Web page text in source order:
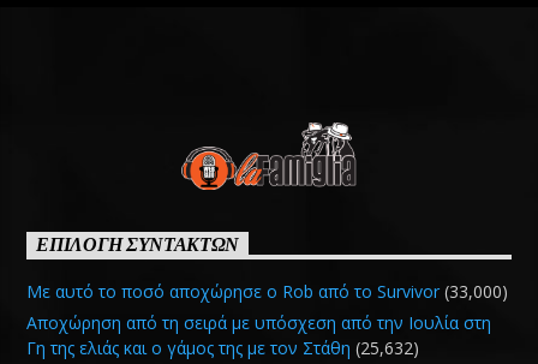
ΕΠΙΛΟΓΗ ΣΥΝΤΑΚΤΩΝ
Με αυτό το ποσό αποχώρησε ο Rob από το Survivor (33,000)
Αποχώρηση από τη σειρά με υπόσχεση από την Ιουλία στη
Γη της ελιάς και ο γάμος της με τον Στάθη (25,632)